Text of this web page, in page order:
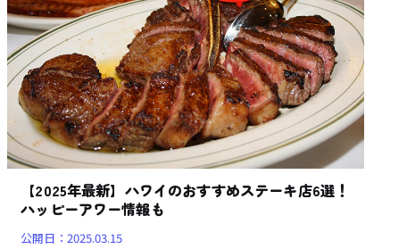
【2025年最新】ハワイのおすすめステーキ店6選！
ハッピーアワー情報も
公開日：2025.03.15